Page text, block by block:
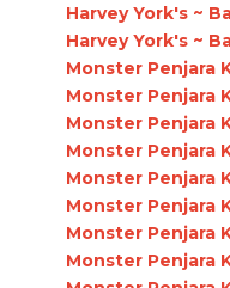
Harvey York's ~
Harvey York's ~
Monster Penjara
Monster Penjara
Monster Penjara
Monster Penjara
Monster Penjara
Monster Penjara
Monster Penjara
Monster Penjara